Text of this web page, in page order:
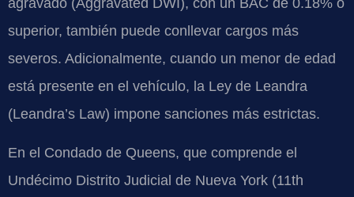
superior, también puede conllevar cargos más
severos. Adicionalmente, cuando un menor de edad
está presente en el vehículo, la Ley de Leandra
(Leandra’s Law) impone sanciones más estrictas.
En el Condado de Queens, que comprende el
Undécimo Distrito Judicial de Nueva York (11th